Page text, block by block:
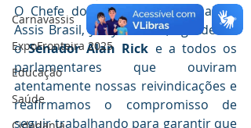
Carnavassis
ExpoFronteira 2025
Educação
Saúde
O Chefe do Executivo Municipal de
Assis Brasil, Jerry Correia, agradeceu
o Senador Alan Rick e a todos os
parlamentares que ouviram
atentamente nossas reivindicações e
reafirmamos o compromisso de
seguir trabalhando para garantir que